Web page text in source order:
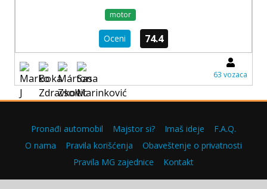
motor
Oceni 74.4
63 vozaca
Pronađi automobil Majstor si? Imaš ideje
F.A.Q.
O nama
Pravila korišćenja
Obaveštenje o privatnosti
Pravila MG zajednice
Kontakt